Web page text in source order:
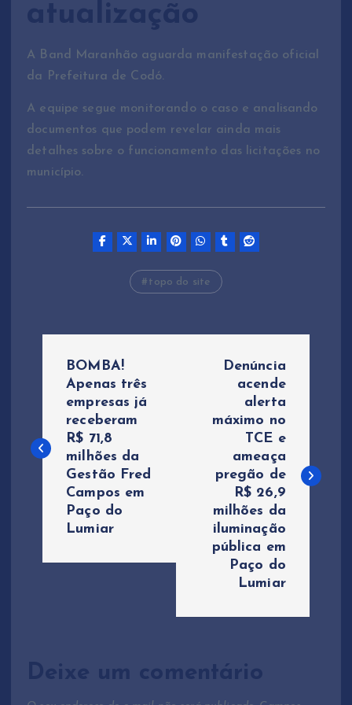
atualização
A Band Maranhão aguarda manifestação oficial
da Prefeitura de Codó.
A equipe segue monitorando o caso e analisando
documentos que podem revelar ainda mais
detalhes sobre o funcionamento das licitações no
município.
topo do site
v
e
o
BOMBA!
Apenas três
empresas já
receberam
R$ 71,8
milhões da
Gestão Fred
Campos em
Paço do
Lumiar
Denúncia
acende
alerta
máximo no
TCE e
ameaça
pregão de
R$ 26,9
milhões da
iluminação
pública em
Paço do
Lumiar
Deixe um comentário